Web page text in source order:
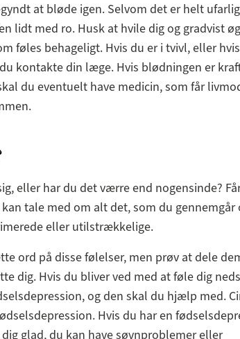
at bløde igen. Selvom det er helt
lidt med ro. Husk at hvile dig og gradvist
føles behageligt. Hvis du er i tvivl, eller
kontakte din læge. Hvis blødningen er
du eventuelt have medicin, som får
eller har du det værre end nogensinde?
tale med om alt det, som du gennemgår
eller utilstrækkelige.
ord på disse følelser, men prøv at dele
dig. Hvis du bliver ved med at føle dig
og den skal du hjælp med.
Hvis du har en
glad, du kan have søvnproblemer eller